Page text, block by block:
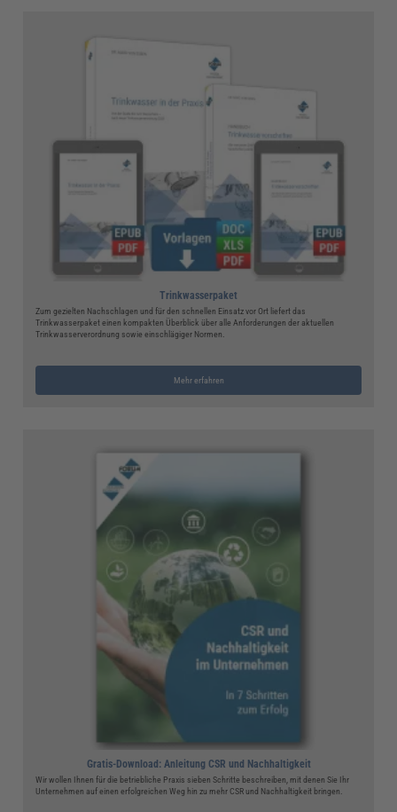
Trinkwasserpaket
Zum gezielten Nachschlagen und für den schnellen Einsatz vor Ort liefert das
Trinkwasserpaket einen kompakten Überblick über alle Anforderungen der aktuellen
Trinkwasserverordnung sowie einschlägiger Normen.
Mehr erfahren
Gratis-Download: Anleitung CSR und Nachhaltigkeit
Wir wollen Ihnen für die betriebliche Praxis sieben Schritte beschreiben, mit denen Sie Ihr
Unternehmen auf einen erfolgreichen Weg hin zu mehr CSR und Nachhaltigkeit bringen.